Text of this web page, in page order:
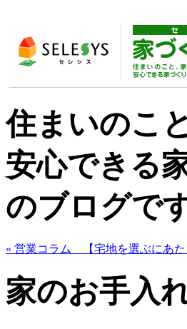
住まいのこ
安心できる
のブログです
« 営業コラム 【宅地を選ぶにあた
家のお手入